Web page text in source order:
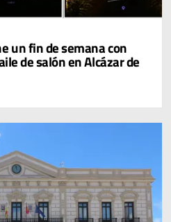
un fin de semana con
de salón en Alcázar de